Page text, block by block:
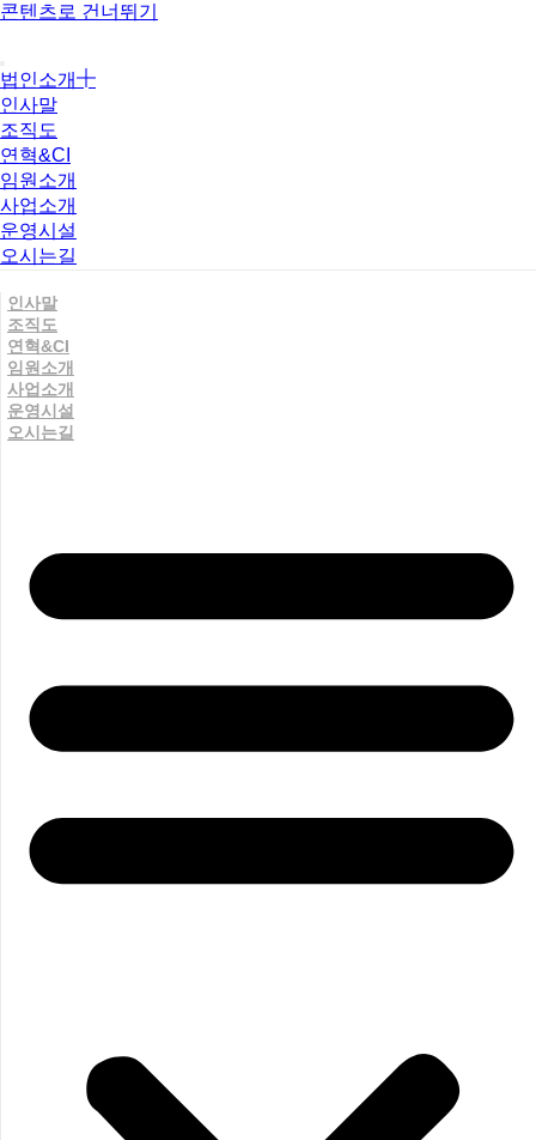
콘텐츠로 건너뛰기
법인소개
인사말
조직도
연혁&CI
임원소개
사업소개
운영시설
오시는길
인사말
조직도
연혁&CI
임원소개
사업소개
운영시설
오시는길